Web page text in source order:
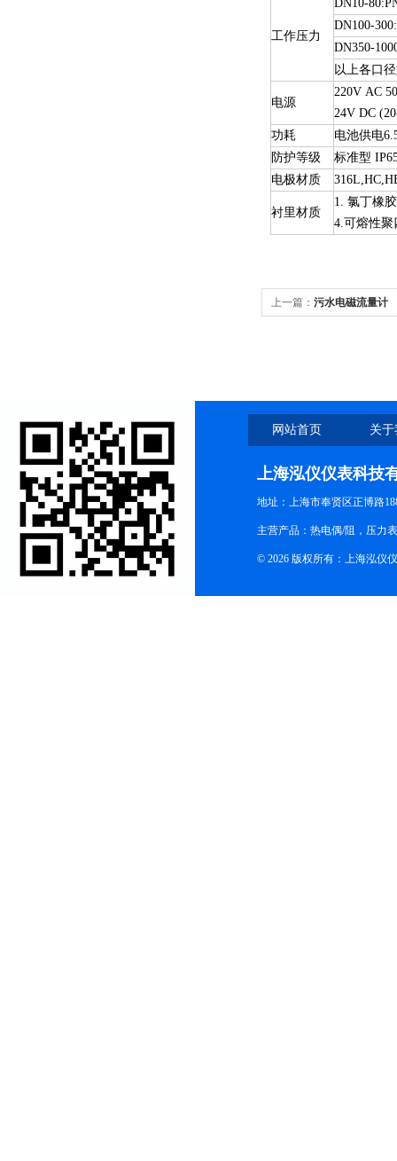
工作压力
DN10-
DN100-
DN350-
以上各口
电源
220V AC
24V DC
功耗
电池供电
防护等级
标准型
电极材质
衬里材质
1. 氯丁橡胶
4.可熔性聚
上一篇： 污水电磁流量计
网站首页 关
上海泓仪仪表科技
地址：上海市奉贤区正博路
主营产品：热电偶/阻，压力
© 2026 版权所有：上海泓仪